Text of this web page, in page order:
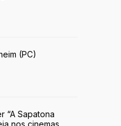
(PC)
“A Sapatona
nos cinemas